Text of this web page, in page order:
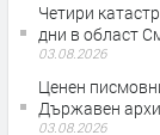
Четири
дни в област
03.08.2026
Ценен
Държавен
03.08.2026